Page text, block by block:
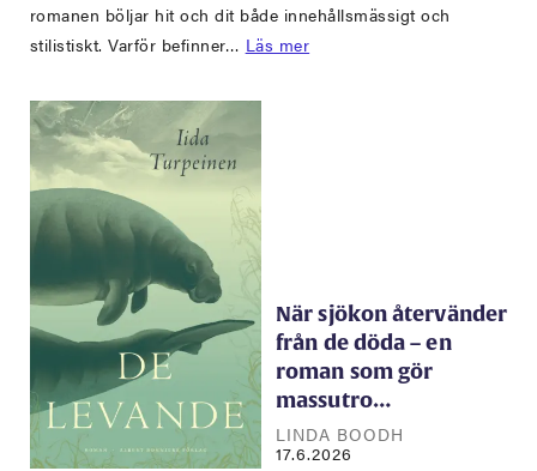
romanen böljar hit och dit både innehållsmässigt och
stilistiskt. Varför befinner… Läs mer
När sjökon återvänder
från de döda – en
roman som gör
massutro…
LINDA BOODH
17.6.2026